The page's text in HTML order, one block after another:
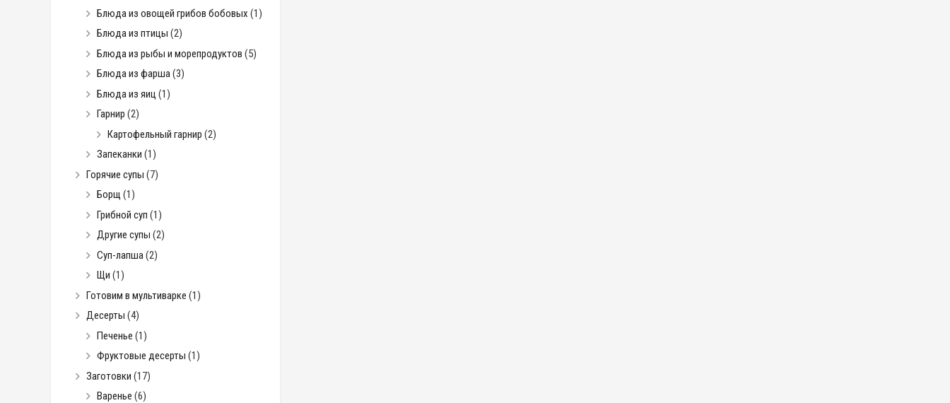
Блюда из овощей грибов бобовых (1)
Блюда из птицы (2)
Блюда из рыбы и морепродуктов (5)
Блюда из фарша(3)
Блюда из яиц (1)
Гарнир (2)
Картофельный гарнир (2)
Запеканки (1)
Горячие супы (7)
Борщ (1)
Грибной суп (1)
Другие супы (2)
Суп-лапша (2)
Щи (1)
Готовим в мультиварке (1)
Десерты (4)
Печенье (1)
Фруктовые десерты (1)
Заготовки (17)
Варенье (6)